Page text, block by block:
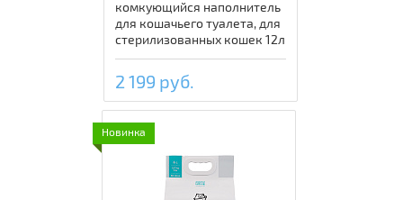
комкующийся наполнитель
для кошачьего туалета, для
стерилизованных кошек 12л
2 199 руб.
Новинка